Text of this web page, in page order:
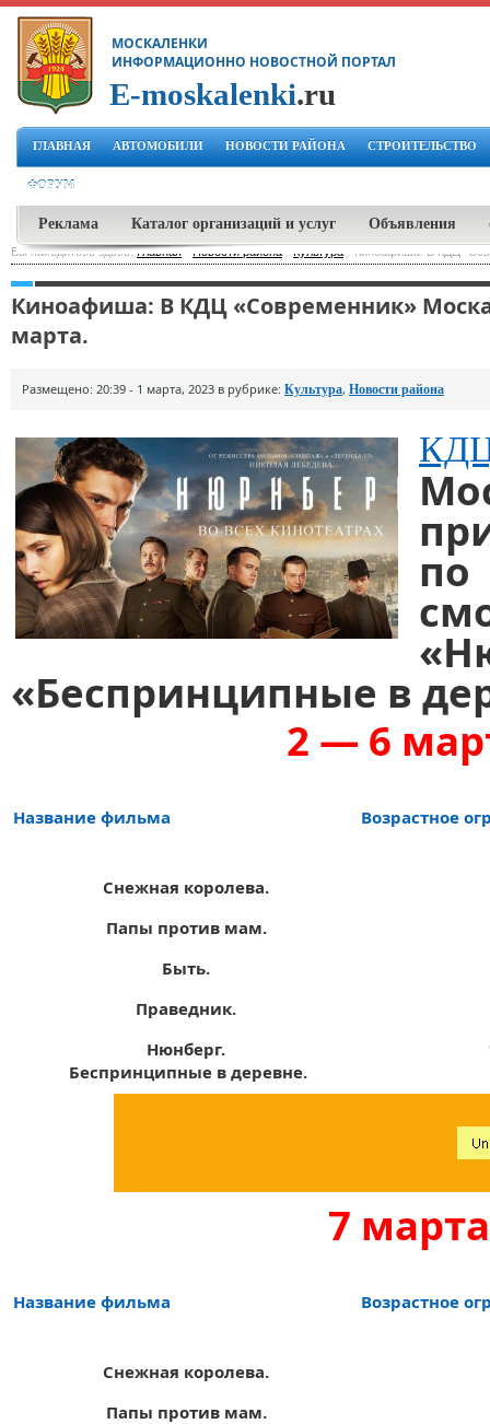
МОСКАЛЕНКИ
ИНФОРМАЦИОННО НОВОСТНОЙ ПОРТАЛ
E-moskalenki.ru
ГЛАВНАЯ АВТОМОБИЛИ НОВОСТИ РАЙОНА СТРОИТЕЛЬСТВО
ФОРУМ
Реклама Каталог организаций и услуг Объявления
Вы находитесь здесь:Главная-Новости района Культура Киноафиша: В КДЦ
Киноафиша: В КДЦ «Современник»
марта.
Размещено: 20:39 - 1 марта, 2023 в рубрике: Культура, Новости района
«
«Беспринципные в
2 — 6
Название фильма Возрастное
Снежная королева.
Папы против мам.
Быть.
Праведник.
Нюнберг.
Беспринципные в деревне.
7 марта
Название фильма Возрастное
Снежная королева.
Папы против мам.